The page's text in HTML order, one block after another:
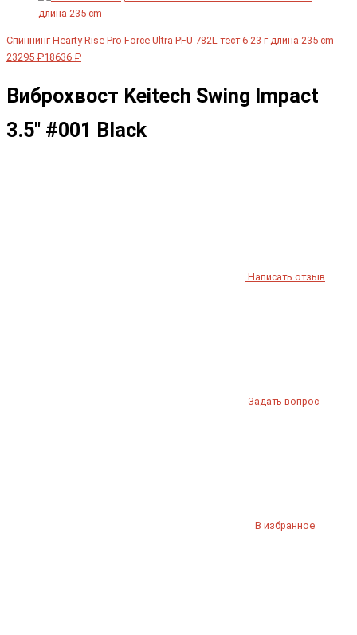
Спиннинг Hearty Rise Pro Force Ultra PFU-782L тест 6-23 г длина 235 cm
23295 ₽18636 ₽
Виброхвост Keitech Swing Impact
3.5" #001 Black
Написать отзыв
Задать вопрос
В избранное